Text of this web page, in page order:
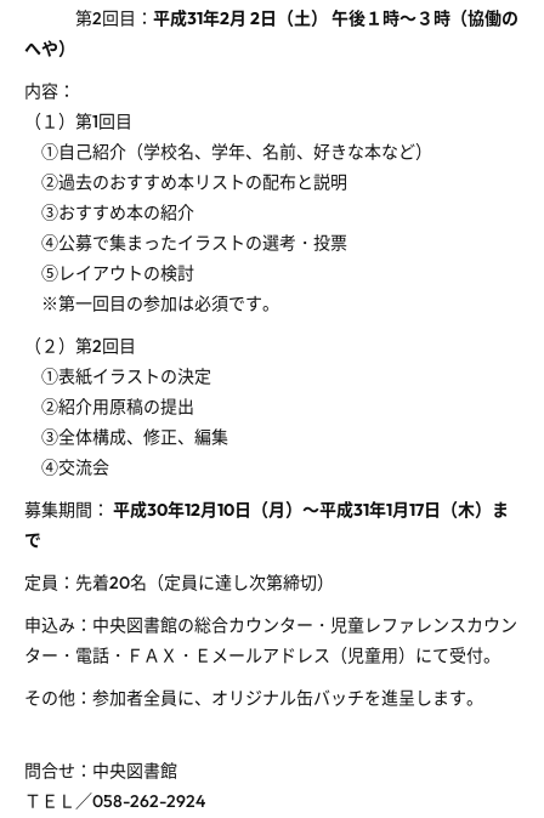
第2回目： 平成31年2月 2日（土） 午後１時～３時（協働の
へや）
内容：
（１）第1回目
①自己紹介（学校名、学年、名前、好きな本など）
②過去のおすすめ本リストの配布と説明
③おすすめ本の紹介
④公募で集まったイラストの選考・投票
⑤レイアウトの検討
※第一回目の参加は必須です。
（２）第2回目
①表紙イラストの決定
②紹介用原稿の提出
③全体構成、修正、編集
④交流会
募集期間： 平成30年12月10日（月）～平成31年1月17日（木）ま
で
定員：先着20名（定員に達し次第締切）
申込み：中央図書館の総合カウンター・児童レファレンスカウン
ター・電話・ＦＡＸ・Ｅメールアドレス（児童用）にて受付。
その他：参加者全員に、オリジナル缶バッチを進呈します。
問合せ：中央図書館
ＴＥＬ／058-262-2924